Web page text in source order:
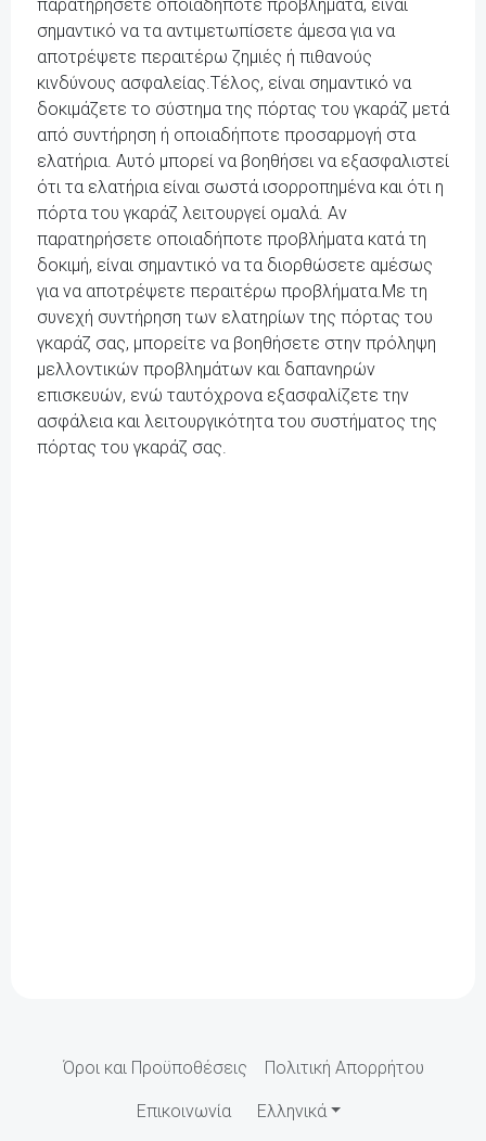
παρατηρήσετε οποιαδήποτε προβλήματα, είναι
σημαντικό να τα αντιμετωπίσετε άμεσα για να
αποτρέψετε περαιτέρω ζημιές ή πιθανούς
κινδύνους ασφαλείας.Τέλος, είναι σημαντικό να
δοκιμάζετε το σύστημα της πόρτας του γκαράζ μετά
από συντήρηση ή οποιαδήποτε προσαρμογή στα
ελατήρια. Αυτό μπορεί να βοηθήσει να εξασφαλιστεί
ότι τα ελατήρια είναι σωστά ισορροπημένα και ότι η
πόρτα του γκαράζ λειτουργεί ομαλά. Αν
παρατηρήσετε οποιαδήποτε προβλήματα κατά τη
δοκιμή, είναι σημαντικό να τα διορθώσετε αμέσως
για να αποτρέψετε περαιτέρω προβλήματα.Με τη
συνεχή συντήρηση των ελατηρίων της πόρτας του
γκαράζ σας, μπορείτε να βοηθήσετε στην πρόληψη
μελλοντικών προβλημάτων και δαπανηρών
επισκευών, ενώ ταυτόχρονα εξασφαλίζετε την
ασφάλεια και λειτουργικότητα του συστήματος της
πόρτας του γκαράζ σας.
Όροι και Προϋποθέσεις Πολιτική Απορρήτου
Επικοινωνία Ελληνικά